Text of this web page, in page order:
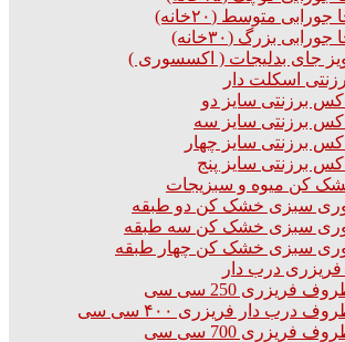
جورابی متوسط (۲۰خانه)
جورابی بزرگ (۳۰خانه)
جای بدلیجات ( اکسسوری )
اسکلت دار
برزنتی سایز دو
برزنتی سایز سه
برزنتی سایز چهار
برزنتی سایز پنج
کن میوه و سبزیجات
سبزی خشک کن دو طبقه
سبزی خشک کن سه طبقه
سبزی خشک کن چهار طبقه
درب دار
فریزری 250 سی سی
درب دار فریزری ۴۰۰ سی سی
فریزری 700 سی سی